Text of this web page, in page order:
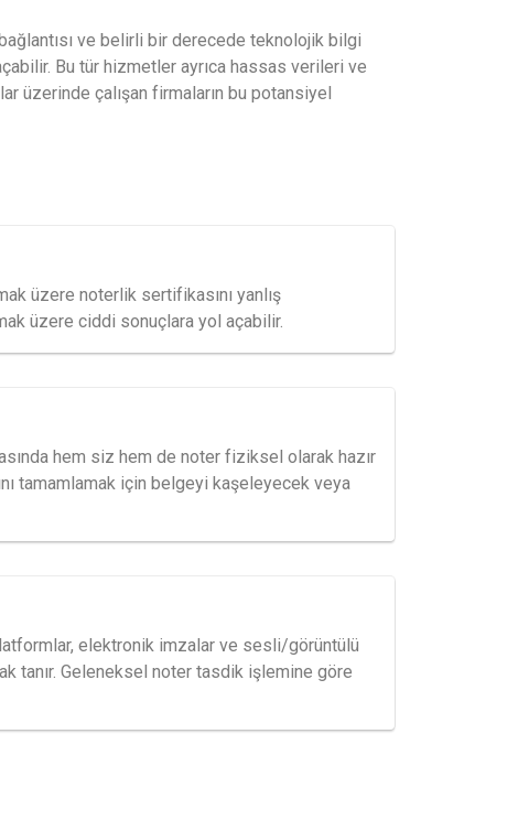
ve belirli bir derecede teknolojik bilgi
Bu tür hizmetler ayrıca hassas verileri ve
üzerinde çalışan firmaların bu potansiyel
üzere noterlik sertifikasını yanlış
üzere ciddi sonuçlara yol açabilir.
hem siz hem de noter fiziksel olarak hazır
tamamlamak için belgeyi kaşeleyecek veya
elektronik imzalar ve sesli/görüntülü
tanır. Geleneksel noter tasdik işlemine göre